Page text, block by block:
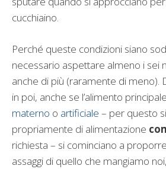
cucchiaino.
Perché queste condizioni siano
necessario aspettare almeno i sei
anche di più (raramente di meno).
in poi, anche se l’alimento
materno o artificiale – per questo
propriamente di alimentazione
richiesta – si cominciano a
assaggi di quello che mangiamo